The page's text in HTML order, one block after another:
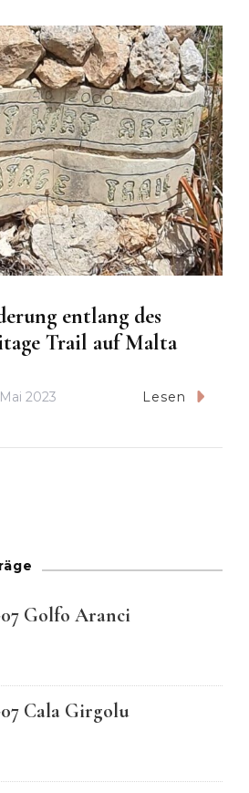
entlang des
Trail auf Malta
2023 Lesen
Golfo Aranci
Cala Girgolu